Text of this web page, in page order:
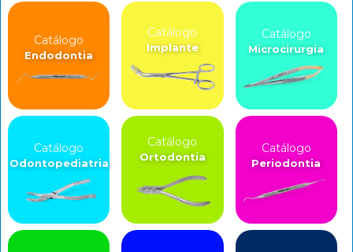
Catálogo
Endodontia
Catálogo
Implante
Catálogo
Microcirurgia
Catálogo
Odontopediatria
Catálogo
Ortodontia
Catálogo
Periodontia